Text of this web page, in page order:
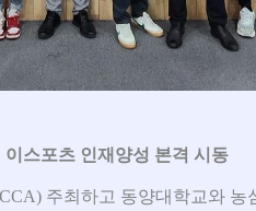
스포츠 인재양성 본격 시동
주최하고 동양대학교와 농